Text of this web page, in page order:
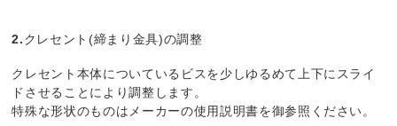
2.クレセント(締まり金具)の調整
クレセント本体についているビスを少しゆるめて上下にスライ
ドさせることにより調整します。
特殊な形状のものはメーカーの使用説明書を御参照ください。